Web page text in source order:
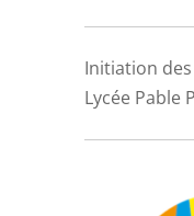
Initiation
Lycée Pable